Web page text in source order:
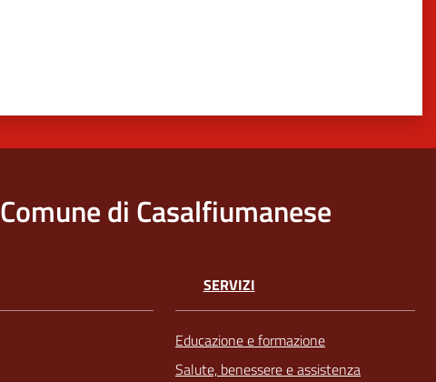
Comune di Casalfiumanese
SERVIZI
Educazione e formazione
Salute, benessere e assistenza